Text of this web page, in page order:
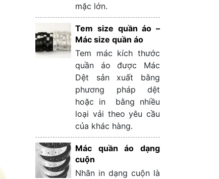
mặc lớn.
Tem size quần áo –
Mác size quần áo
Tem mác kích thước
quần áo được Mác
Dệt sản xuất bằng
phương pháp dệt
hoặc in bằng nhiều
loại vải theo yêu cầu
của khác hàng.
Mác quần áo dạng
cuộn
Nhãn in dạng cuộn là